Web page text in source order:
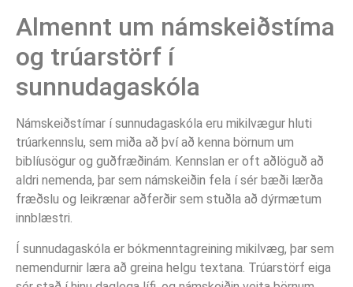
Almennt um námskeiðstíma
og trúarstörf í
sunnudagaskóla
Námskeiðstímar í sunnudagaskóla eru mikilvægur hluti
trúarkennslu, sem miða að því að kenna börnum um
biblíusögur og guðfræðinám. Kennslan er oft aðlöguð að
aldri nemenda, þar sem námskeiðin fela í sér bæði lærða
fræðslu og leikrænar aðferðir sem stuðla að dýrmætum
innblæstri.
Í sunnudagaskóla er bókmenntagreining mikilvæg, þar sem
nemendurnir læra að greina helgu textana. Trúarstörf eiga